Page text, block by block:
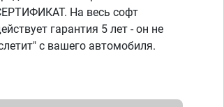
На весь софт
гарантия 5 лет - он не
с вашего автомобиля.